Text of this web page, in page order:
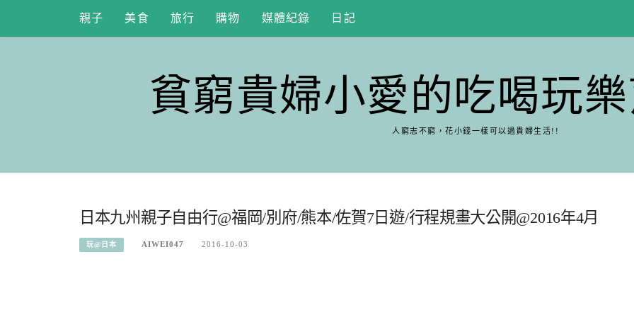
content
親子 美食 旅行 購物 媒體紀錄 日記
貧窮貴婦小愛的吃喝玩
人窮志不窮，花小錢一樣可以過貴婦生活!!
日本九州親子自由行@福岡/別府/熊本/佐賀7日遊/行程規畫大公開@2016年4月
玩@日本 AIWEI047 2016-10-03